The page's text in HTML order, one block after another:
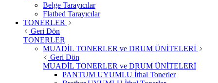
Belge Tarayıcılar
Flatbed Tarayıcılar
TONERLER
Geri Dön
TONERLER
MUADİL TONERLER ve DRUM ÜNİTELERİ
Geri Dön
MUADİL TONERLER ve DRUM ÜNİTELERİ
PANTUM UYUMLU İthal Tonerler